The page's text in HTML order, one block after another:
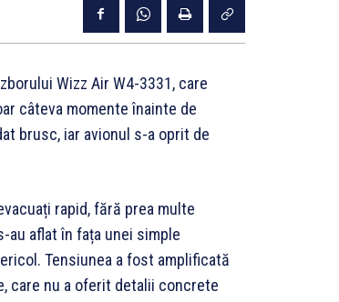
Wizz Air W4-3331, care
câteva momente înainte de
brusc, iar avionul s-a oprit de
rapid, fără prea multe
au aflat în fața unei simple
Tensiunea a fost amplificată
care nu a oferit detalii concrete